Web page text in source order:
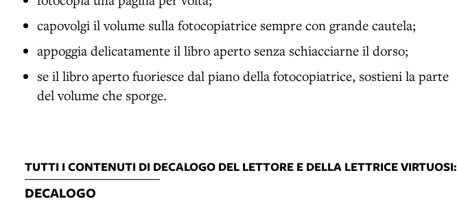
capovolgi il volume sulla fotocopiatrice sempre con grande cautela;
appoggia delicatamente il libro aperto senza schiacciarne il dorso;
se il libro aperto fuoriesce dal piano della fotocopiatrice, sostieni la parte
del volume che sporge.
TUTTI I CONTENUTI DI DECALOGO DEL LETTORE E DELLA LETTRICE VIRTUOSI:
DECALOGO